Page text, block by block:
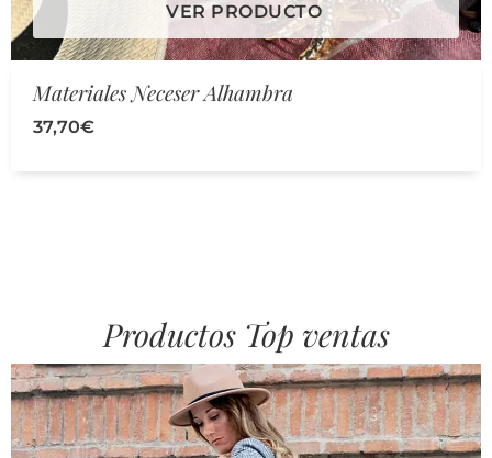
VER PRODUCTO
Materiales Neceser Alhambra
37,70€
Productos Top ventas